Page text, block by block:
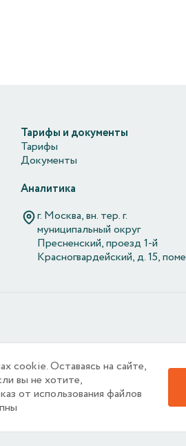
Тарифы и документы
Тарифы
Документы
Аналитика
г. Москва, вн. тер. г.
муниципальный округ
Пресненский, проезд 1-й
Красногвардейский, д. 15,
данных, информация об
персональных данных.
сервисов и повышения
в своём браузере.
cookie. Оставаясь на сайте,
вы не хотите,
от использования файлов